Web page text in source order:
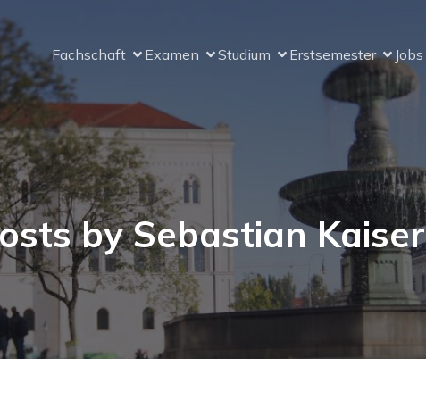
Fachschaft Examen Studium Erstsemester Jobs
bySebastian Kaiser